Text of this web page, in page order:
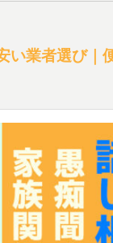
い業者選び｜